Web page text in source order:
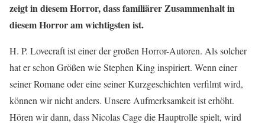
zeigt in diesem Horror, dass familiärer Zusammenhalt in
diesem Horror am wichtigsten ist.
H. P. Lovecraft ist einer der großen Horror-Autoren. Als solcher
hat er schon Größen wie Stephen King inspiriert. Wenn einer
seiner Romane oder eine seiner Kurzgeschichten verfilmt wird,
können wir nicht anders. Unsere Aufmerksamkeit ist erhöht.
Hören wir dann, dass Nicolas Cage die Hauptrolle spielt, wird